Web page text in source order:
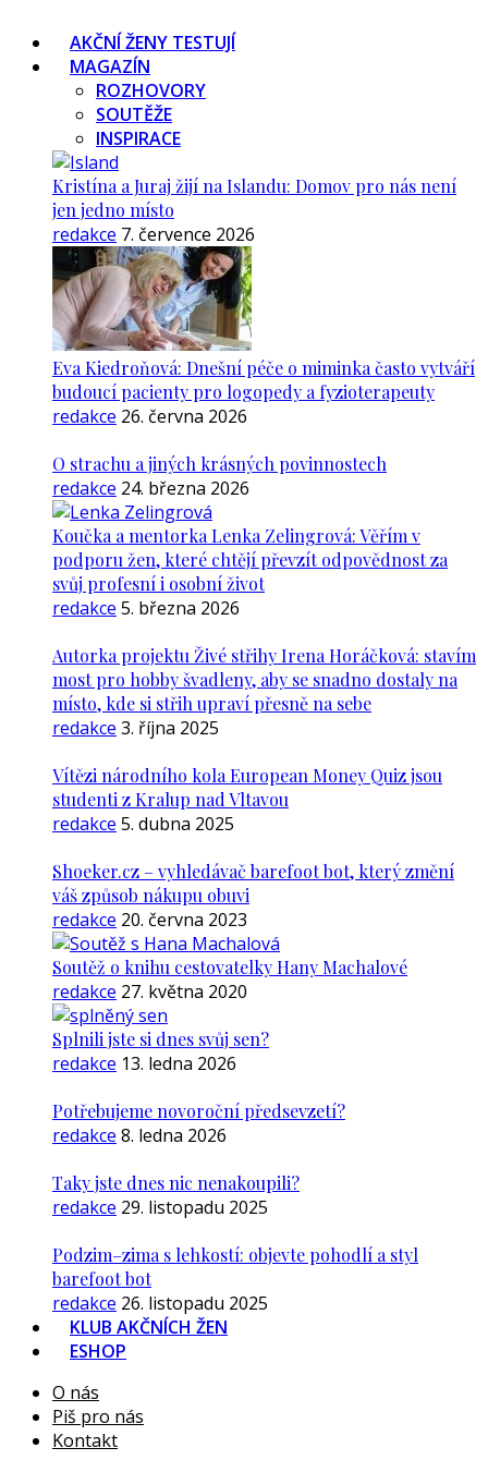
AKČNÍ ŽENY TESTUJÍ
MAGAZÍN
ROZHOVORY
SOUTĚŽE
INSPIRACE
Kristína a Juraj žijí na Islandu: Domov pro nás není
jen jedno místo
redakce 7. července 2026
Eva Kiedroňová: Dnešní péče o miminka často vytváří
budoucí pacienty pro logopedy a fyzioterapeuty
redakce 26. června 2026
O strachu a jiných krásných povinnostech
redakce 24. března 2026
Koučka a mentorka Lenka Zelingrová: Věřím v
podporu žen, které chtějí převzít odpovědnost za
svůj profesní i osobní život
redakce 5. března 2026
Autorka projektu Živé střihy Irena Horáčková: stavím
most pro hobby švadleny, aby se snadno dostaly na
místo, kde si střih upraví přesně na sebe
redakce 3. října 2025
Vítězi národního kola European Money Quiz jsou
studenti z Kralup nad Vltavou
redakce 5. dubna 2025
Shoeker.cz – vyhledávač barefoot bot, který změní
váš způsob nákupu obuvi
redakce 20. června 2023
Soutěž o knihu cestovatelky Hany Machalové
redakce 27. května 2020
Splnili jste si dnes svůj sen?
redakce 13. ledna 2026
Potřebujeme novoroční předsevzetí?
redakce 8. ledna 2026
Taky jste dnes nic nenakoupili?
redakce 29. listopadu 2025
Podzim–zima s lehkostí: objevte pohodlí a styl
barefoot bot
redakce 26. listopadu 2025
KLUB AKČNÍCH ŽEN
ESHOP
O nás
Piš pro nás
Kontakt